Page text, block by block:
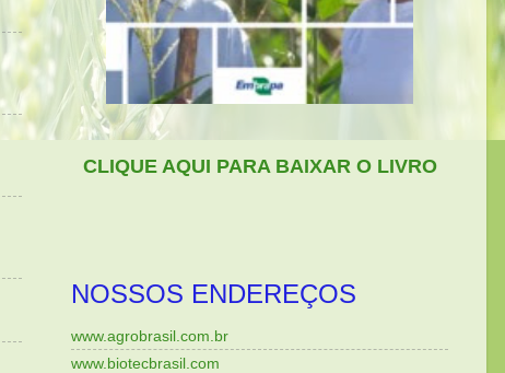
CLIQUE AQUI PARA BAIXAR O LIVRO
NOSSOS ENDEREÇOS
www.agrobrasil.com.br
www.biotecbrasil.com